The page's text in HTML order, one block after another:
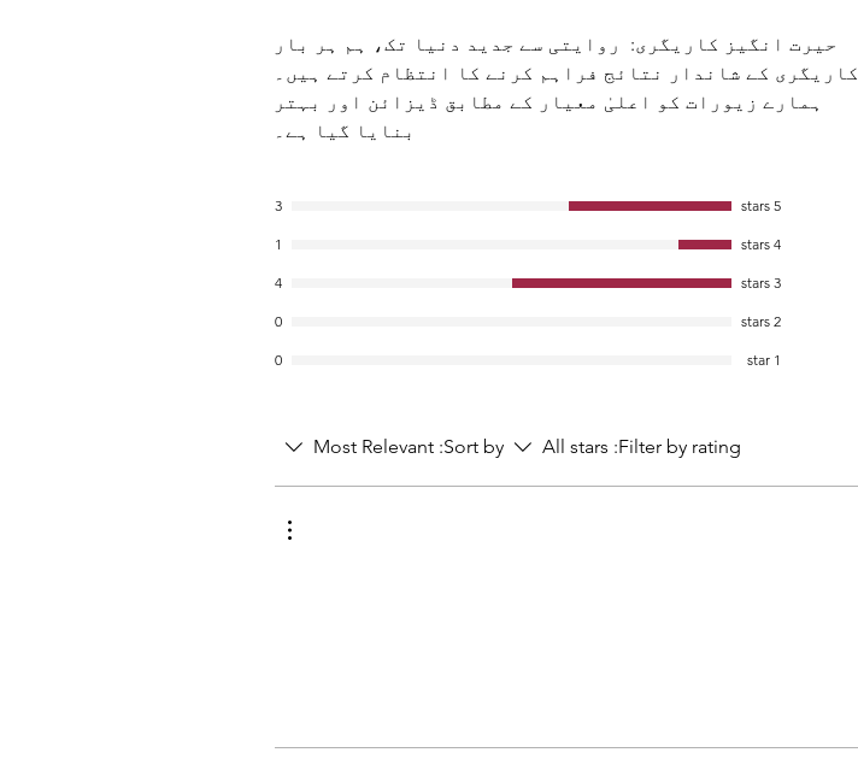
حیرت انگیز کاریگری: روایتی سے جدید دنیا تک، ہم ہر بار
کاریگری کے شاندار نتائج فراہم کرنے کا انتظام کرتے ہیں۔
ہمارے زیورات کو اعلیٰ معیار کے مطابق ڈیزائن اور بہتر
بنایا گیا ہے۔
5 stars
3
4 stars
1
3 stars
4
2 stars
0
1 star
0
Filter by rating:
All stars
Sort by:
Most Relevant